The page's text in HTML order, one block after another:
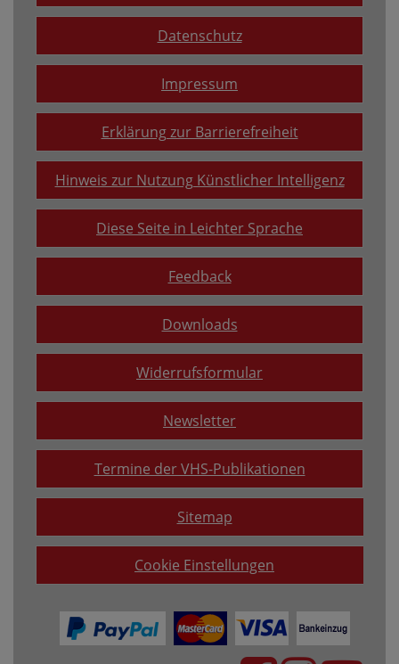
Datenschutz
Impressum
Erklärung zur Barrierefreiheit
Hinweis zur Nutzung Künstlicher Intelligenz
Diese Seite in Leichter Sprache
Feedback
Downloads
Widerrufsformular
Newsletter
Termine der VHS-Publikationen
Sitemap
Cookie Einstellungen